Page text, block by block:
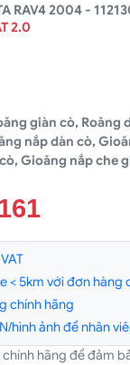
RAV4 2004 -
2.0
giàn cò, Roăng
nắp dàn cò,
Gioăng nắp che
< 5km với đơn hàng
chính hãng
hình ảnh để nhân
hãng để đảm